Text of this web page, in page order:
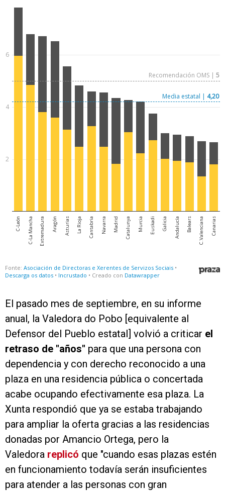
El pasado mes de septiembre, en su informe
anual, la Valedora do Pobo [equivalente al
Defensor del Pueblo estatal] volvió a criticar el
retraso de "años" para que una persona con
dependencia y con derecho reconocido a una
plaza en una residencia pública o concertada
acabe ocupando efectivamente esa plaza. La
Xunta respondió que ya se estaba trabajando
para ampliar la oferta gracias a las residencias
donadas por Amancio Ortega, pero la
Valedora replicó que "cuando esas plazas estén
en funcionamiento todavía serán insuficientes
para atender a las personas con gran